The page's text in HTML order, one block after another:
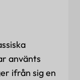
använts
ifrån sig en